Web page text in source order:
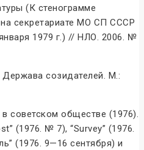
(К стенограмме
секретариате МО СП СССР
1979 г.) // НЛО. 2006. №
созидателей. М.:
советском обществе (1976).
(1976. № 7), “Survey” (1976.
(1976. 9—16 сентября) и